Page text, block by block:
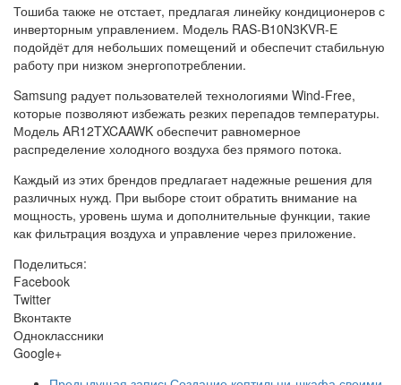
Тошиба также не отстает, предлагая линейку кондиционеров с
инверторным управлением. Модель RAS-B10N3KVR-E
подойдёт для небольших помещений и обеспечит стабильную
работу при низком энергопотреблении.
Samsung радует пользователей технологиями Wind-Free,
которые позволяют избежать резких перепадов температуры.
Модель AR12TXCAAWK обеспечит равномерное
распределение холодного воздуха без прямого потока.
Каждый из этих брендов предлагает надежные решения для
различных нужд. При выборе стоит обратить внимание на
мощность, уровень шума и дополнительные функции, такие
как фильтрация воздуха и управление через приложение.
Поделиться:
Facebook
Twitter
Вконтакте
Одноклассники
Google+